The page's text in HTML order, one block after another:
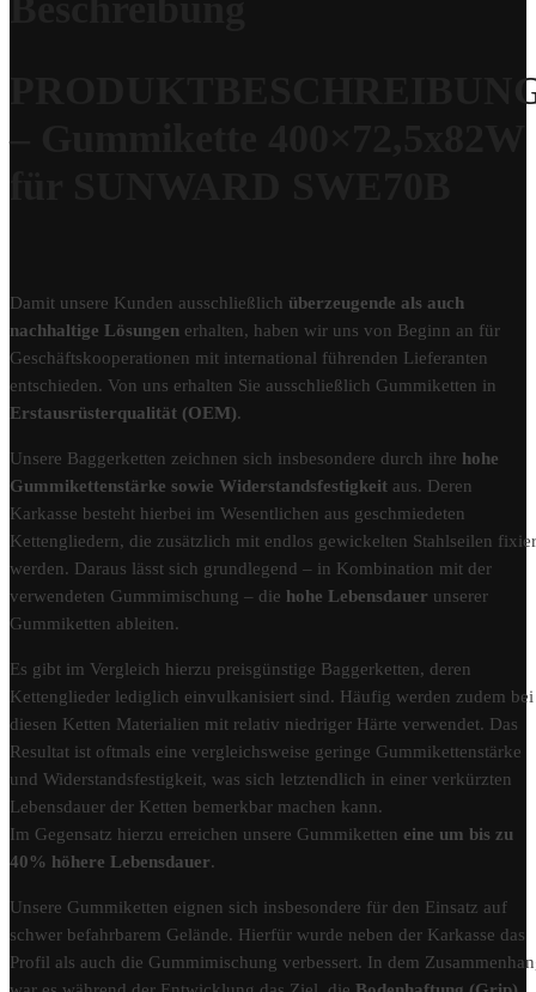
Damit unsere Kunden ausschließlich überzeugende als auch
nachhaltige Lösungen erhalten, haben wir uns von Beginn an für
Geschäftskooperationen mit international führenden Lieferanten
entschieden. Von uns erhalten Sie ausschließlich Gummiketten in
Erstausrüsterqualität (OEM).
Unsere Baggerketten zeichnen sich insbesondere durch ihre hohe
Gummikettenstärke sowie Widerstandsfestigkeit aus. Deren
Karkasse besteht hierbei im Wesentlichen aus geschmiedeten
Kettengliedern, die zusätzlich mit endlos gewickelten Stahlseilen
werden. Daraus lässt sich grundlegend – in Kombination mit der
verwendeten Gummimischung – die hohe Lebensdauer unserer
Gummiketten ableiten.
Es gibt im Vergleich hierzu preisgünstige Baggerketten, deren
Kettenglieder lediglich einvulkanisiert sind. Häufig werden zudem bei
diesen Ketten Materialien mit relativ niedriger Härte verwendet. Das
Resultat ist oftmals eine vergleichsweise geringe Gummikettenstärke
und Widerstandsfestigkeit, was sich letztendlich in einer verkürzten
Lebensdauer der Ketten bemerkbar machen kann.
Im Gegensatz hierzu erreichen unsere Gummiketten eine um bis zu
40% höhere Lebensdauer.
Unsere Gummiketten eignen sich insbesondere für den Einsatz auf
schwer befahrbarem Gelände. Hierfür wurde neben der Karkasse das
Profil als auch die Gummimischung verbessert. In dem